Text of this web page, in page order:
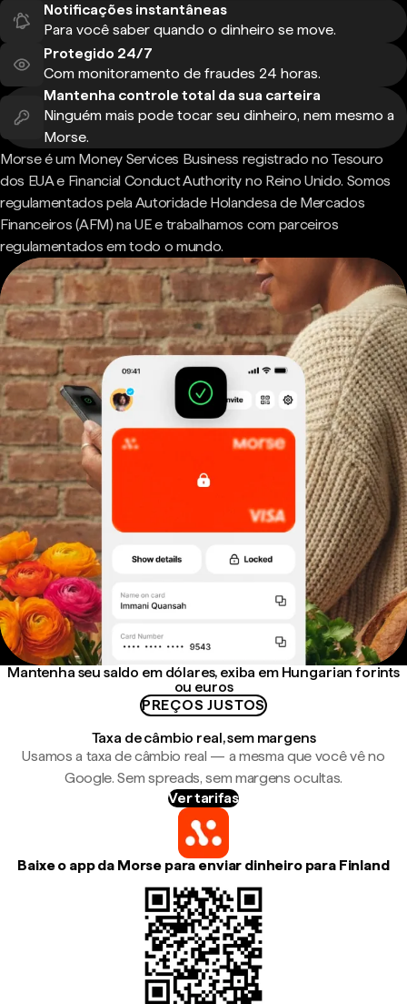
Notificações instantâneas
Para você saber quando o dinheiro se move.
Protegido 24/7
Com monitoramento de fraudes 24 horas.
Mantenha controle total da sua carteira
Ninguém mais pode tocar seu dinheiro, nem mesmo a
Morse.
Morse é um Money Services Business registrado no Tesouro
dos EUA e Financial Conduct Authority no Reino Unido. Somos
regulamentados pela Autoridade Holandesa de Mercados
Financeiros (AFM) na UE e trabalhamos com parceiros
regulamentados em todo o mundo.
Mantenha seu saldo em dólares, exiba em Hungarian forints
ou euros
PREÇOS JUSTOS
Taxa de câmbio real, sem margens
Usamos a taxa de câmbio real — a mesma que você vê no
Google. Sem spreads, sem margens ocultas.
Ver tarifas
Baixe o app da Morse para enviar dinheiro para Finland